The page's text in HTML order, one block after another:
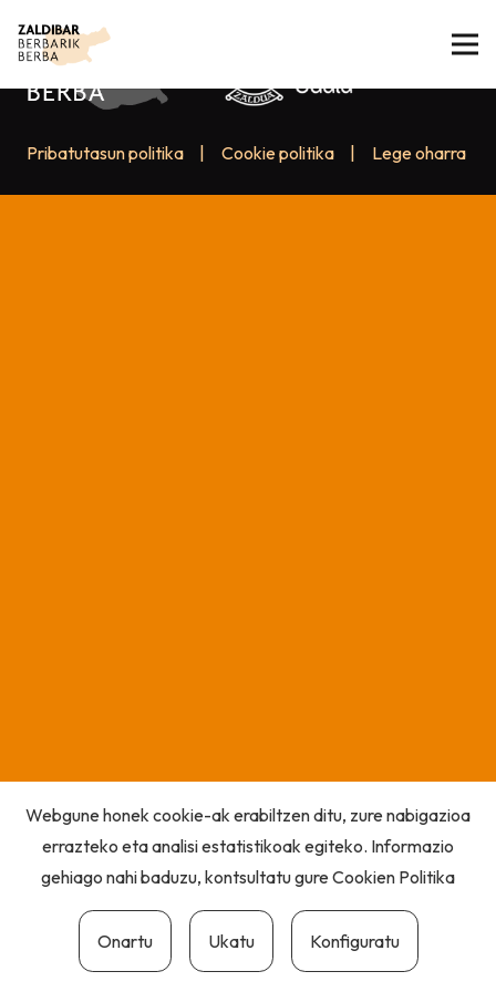
Pribatutasun politika Cookie politika Lege oharra
Webgune honek cookie-ak erabiltzen ditu, zure nabigazioa
errazteko eta analisi estatistikoak egiteko. Informazio
gehiago nahi baduzu, kontsultatu gureCookien Politika
Onartu Ukatu Konfiguratu